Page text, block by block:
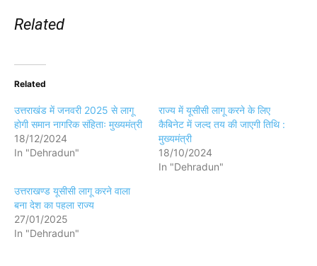
Related
Related
उत्तराखंड में जनवरी 2025 से लागू
होगी समान नागरिक संहिताः मुख्यमंत्री
18/12/2024
In "Dehradun"
राज्य में यूसीसी लागू करने के लिए
कैबिनेट में जल्द तय की जाएगी तिथि :
मुख्यमंत्री
18/10/2024
In "Dehradun"
उत्तराखण्ड यूसीसी लागू करने वाला
बना देश का पहला राज्य
27/01/2025
In "Dehradun"